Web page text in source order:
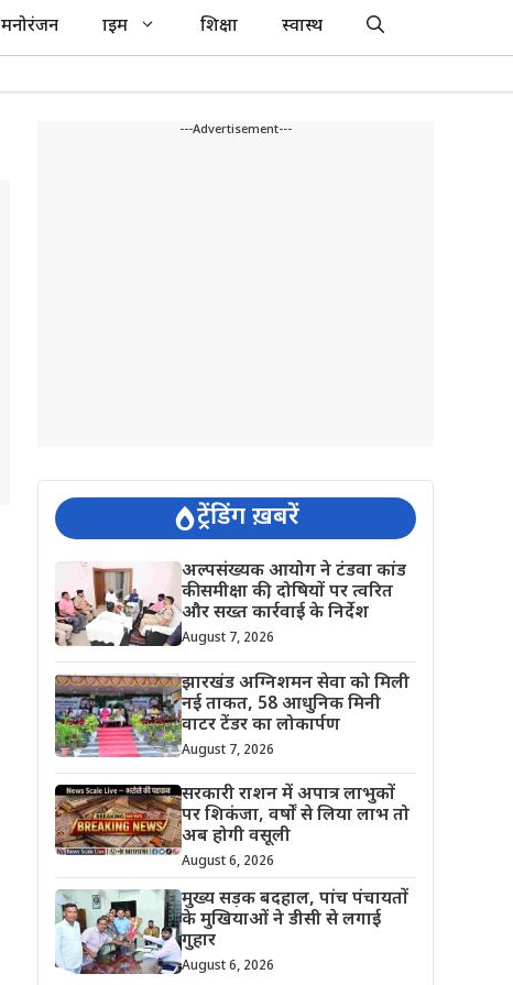
मनोरंजन क्राइम शिक्षा स्वास्थ
---Advertisement---
ट्रेंडिंग ख़बरें
अल्पसंख्यक आयोग ने टंडवा कांड
की समीक्षा की, दोषियों पर त्वरित
और सख्त कार्रवाई के निर्देश
August 7, 2026
झारखंड अग्निशमन सेवा को मिली
नई ताकत, 58 आधुनिक मिनी
वाटर टेंडर का लोकार्पण
August 7, 2026
सरकारी राशन में अपात्र लाभुकों
पर शिकंजा, वर्षों से लिया लाभ तो
अब होगी वसूली
August 6, 2026
मुख्य सड़क बदहाल, पांच पंचायतों
के मुखियाओं ने डीसी से लगाई
गुहार
August 6, 2026